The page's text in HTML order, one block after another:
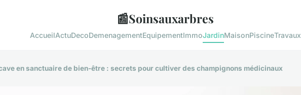
📰Soinsauxarbres
AccueilActuDecoDemenagementEquipementImmoJardinMaisonPiscineTravaux
en sanctuaire de bien-être : secrets pour cultiver des champignons médicinaux